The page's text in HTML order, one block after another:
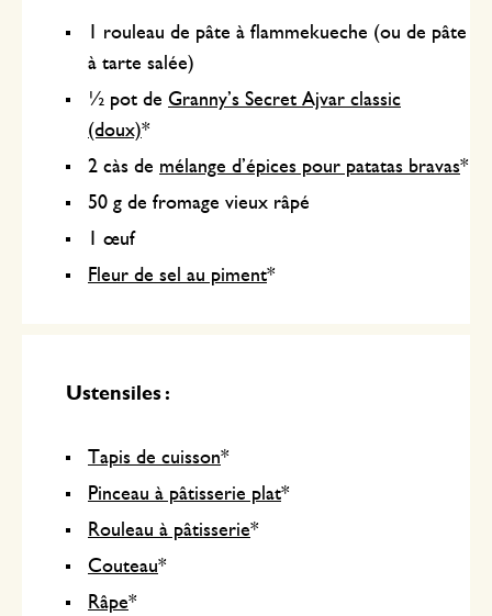
1 rouleau de pâte à flammekueche (ou de pâte
à tarte salée)
½ pot de Granny’s Secret Ajvar classic
(doux)*
2 càs de mélange d’épices pour patatas bravas*
50 g de fromage vieux râpé
1 œuf
Fleur de sel au piment*
Ustensiles :
Tapis de cuisson*
Pinceau à pâtisserie plat*
Rouleau à pâtisserie*
Couteau*
Râpe*